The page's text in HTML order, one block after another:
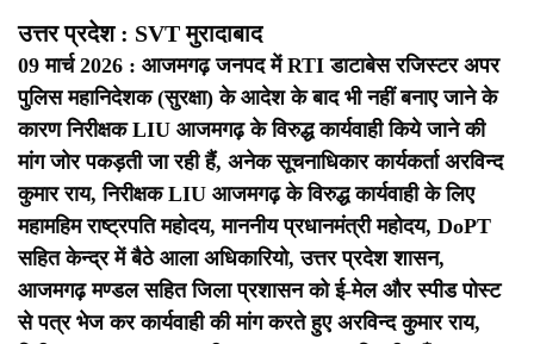
उत्तर प्रदेश : SVT मुरादाबाद
09 मार्च 2026 : आजमगढ़ जनपद में RTI डाटाबेस रजिस्टर अपर
पुलिस महानिदेशक (सुरक्षा) के आदेश के बाद भी नहीं बनाए जाने के
कारण निरीक्षक LIU आजमगढ़ के विरुद्ध कार्यवाही किये जाने की
मांग जोर पकड़ती जा रही हैं, अनेक सूचनाधिकार कार्यकर्ता अरविन्द
कुमार राय, निरीक्षक LIU आजमगढ़ के विरुद्ध कार्यवाही के लिए
महामहिम राष्ट्रपति महोदय, माननीय प्रधानमंत्री महोदय, DoPT
सहित केन्द्र में बैठे आला अधिकारियो, उत्तर प्रदेश शासन,
आजमगढ़ मण्डल सहित जिला प्रशासन को ई-मेल और स्पीड पोस्ट
से पत्र भेज कर कार्यवाही की मांग करते हुए अरविन्द कुमार राय,